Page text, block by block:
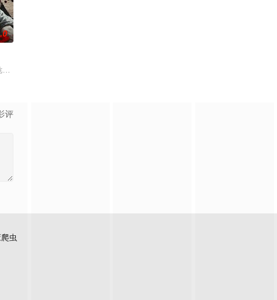
水，同时享受奢靡的派对
境地，与毒贩展开了一场惊心动魄的较量。三年后，杨天追
评
虫